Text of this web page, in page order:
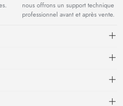
nous offrons un support technique
professionnel avant et après vente.
INTERNATIONAL LIMITED
réseaux industriels, nous avons